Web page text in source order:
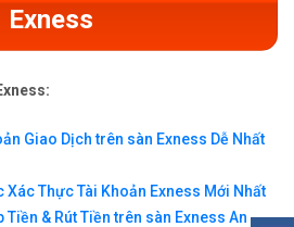
Exness
Giao Dịch trên sàn Exness Dễ Nhất
Xác Thực Tài Khoản Exness Mới Nhất
Tiền & Rút Tiền trên sàn Exness An